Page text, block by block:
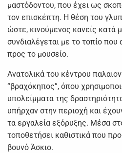
μαστόδοντου, που έχει ως
τον επισκέπτη. Η θέση του
ώστε, κινούμενος κανείς κατά
συνδιαλέγεται με το τοπίο που
προς το μουσείο.
Ανατολικά του κέντρου
“βραχόκηπος”, όπου
υπολείμματα της
υπήρχαν στην περιοχή και
τα εργαλεία εξόρυξης. Μέσα
τοποθετήσει καθιστικά που
βουνό Άσκιο.